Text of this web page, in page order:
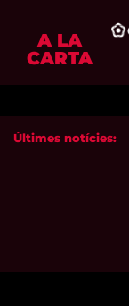
A LA
CARTA
Últimes notícies: